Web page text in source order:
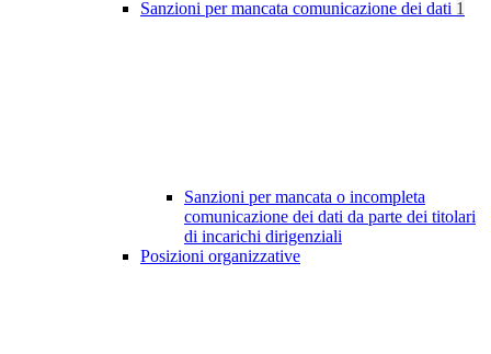
Sanzioni per mancata comunicazione dei dati 1
Sanzioni per mancata o incompleta
comunicazione dei dati da parte dei titolari
di incarichi dirigenziali
Posizioni organizzative